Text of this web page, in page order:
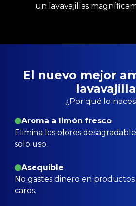
un lavavajillas
El nuevo mejor
¿Por qué lo
Aroma a limón fresco
Elimina los olores
solo uso.
Asequible
No gastes dinero en
caros.